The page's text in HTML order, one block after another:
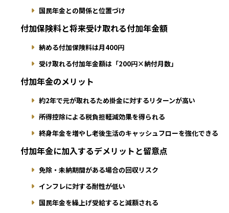
国民年金との関係と位置づけ
付加保険料と将来受け取れる付加年金額
納める付加保険料は月400円
受け取れる付加年金額は「200円×納付月数」
付加年金のメリット
約2年で元が取れるため掛金に対するリターンが高い
所得控除による税負担軽減効果を得られる
終身年金を増やし老後生活のキャッシュフローを強化できる
付加年金に加入するデメリットと留意点
免除・未納期間がある場合の回収リスク
インフレに対する耐性が低い
国民年金を繰上げ受給すると減額される